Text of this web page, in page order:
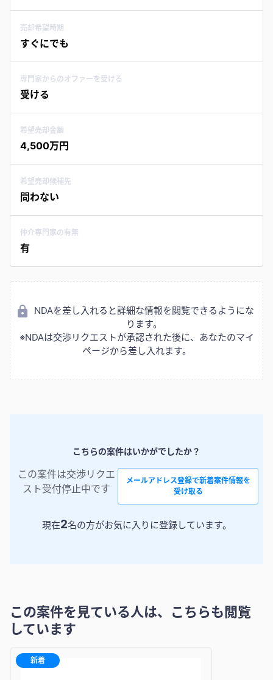
売却希望時期
すぐにでも
専門家からのオファーを受ける
受ける
希望売却金額
4,500万円
希望売却候補先
問わない
仲介専門家の有無
有
NDAを差し入れると詳細な情報を閲覧できるようにな
ります。
※NDAは交渉リクエストが承認された後に、あなたのマイ
ページから差し入れます。
こちらの案件はいかがでしたか？
この案件は交渉リクエ
スト受付停止中です
メールアドレス登録で新着案件情報を
受け取る
現在2名の方がお気に入りに登録しています。
この案件を見ている人は、こちらも閲覧
しています
新着